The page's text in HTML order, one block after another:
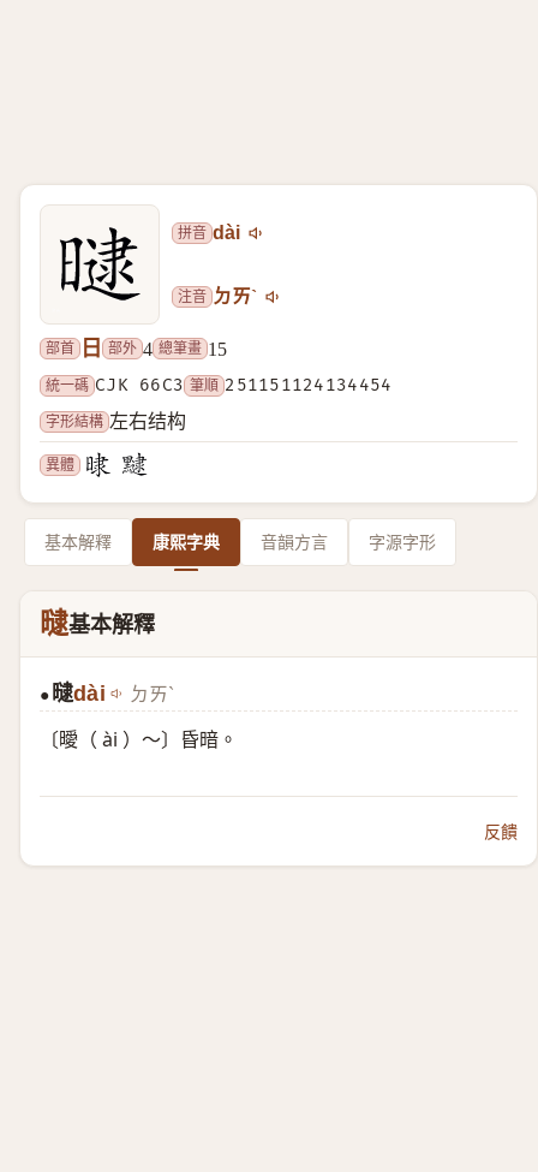
拼音 dài
注音 ㄉㄞˋ
部首 日 部外 4 總筆畫 15
統一碼 CJK 66C3 筆順 251151124134454
字形結構 左右结构
異體
基本解釋 康熙字典 音韻方言 字源字形
曃基本解釋
● 曃dài ㄉㄞˋ
〔曖（ ài ）～〕昏暗。
反饋